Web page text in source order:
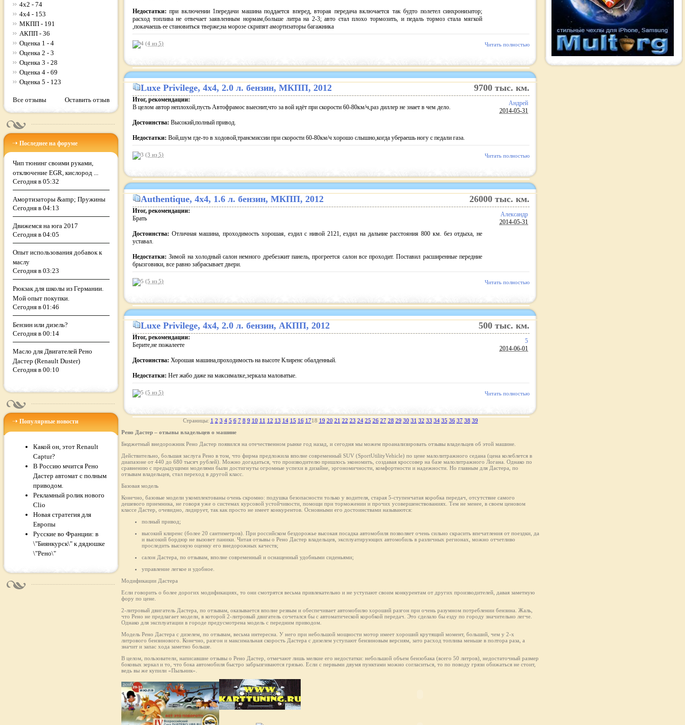
4x2 - 74
4x4 - 153
МКПП - 191
АКПП - 36
Оценка 1 - 4
Оценка 2 - 3
Оценка 3 - 28
Оценка 4 - 69
Оценка 5 - 123
Все отзывы Оставить отзыв
Последнее на форуме
Чип тюнинг своими руками,
отключение EGR, кислород ...
Сегодня в 05:32
Амортизаторы &amp; Пружины
Сегодня в 04:13
Движемся на юга 2017
Сегодня в 04:05
Опыт использования добавок к
маслу
Сегодня в 03:23
Рюкзак для школы из Германии.
Мой опыт покупки.
Сегодня в 01:46
Бензин или дизель?
Сегодня в 00:14
Масло для Двигателей Рено
Дастер (Renault Duster)
Сегодня в 00:10
Популярные новости
Какой он, этот Renault
Captur?
В Россию мчится Рено
Дастер автомат с полным
приводом.
Рекламный ролик нового
Clio
Новая стратегия для
Европы
Русские во Франции: в
\"Биянкурск\" к дядюшке
\"Рено\"
Недостатки: при включении 1передачи машина поддается вперед, вторая передача включается так будто полетел синхронизатор;
расход топлива не отвечает заявленным нормам,больше литра на 2-3; авто стал плохо тормозить, и педаль тормоз стала мягкой
,покачаешь ее становиться тверже;на морозе скрипят амортизаторы багажника
(4 из 5) Читать полностью
Luxe Privilege, 4x4, 2.0 л. бензин, МКПП, 2012 9700 тыс. км.
Итог, рекомендации:
В целом автор неплохой,пусть Автофрамос выеснит,что за вой идёт при скорости 60-80км/ч,раз диллер не знает в чем дело.
Андрей
2014-05-31
Достоинства: Высокий,полный привод.
Недостатки: Вой,шум где-то в ходовой,трансмиссии при скорости 60-80км/ч хорошо слышно,когда убераешь ногу с педали газа.
(3 из 5) Читать полностью
Authentique, 4x4, 1.6 л. бензин, МКПП, 2012 26000 тыс. км.
Итог, рекомендации:
Брать
Александр
2014-05-31
Достоинства: Отличная машина, проходимость хорошая, ездил с нивой 2121, ездил на дальние расстояния 800 км. без отдыха, не
уставал.
Недостатки: Зимой на холодный салон немного дребезжит панель, прогреется салон все проходит. Поставил расширенные передние
брызговики, все равно забрасывает двери.
(5 из 5) Читать полностью
Luxe Privilege, 4x4, 2.0 л. бензин, АКПП, 2012 500 тыс. км.
Итог, рекомендации:
Берите,не пожалеете
5
2014-06-01
Достоинства: Хорошая машина,проходимость на высоте Клиренс обалденный.
Недостатки: Нет жабо даже на максималке,зеркала маловатые.
(5 из 5) Читать полностью
Страницы: 1 2 3 4 5 6 7 8 9 10 11 12 13 14 15 16 1718 19 20 21 22 23 24 25 26 27 28 29 30 31 32 33 34 35 36 37 38 39
Рено Дастер – отзывы владельцев о машине
Бюджетный внедорожник Рено Дастер появился на отечественном рынке год назад, и сегодня мы можем проанализировать отзывы владельцев об этой машине.
Действительно, большая заслуга Рено в том, что фирма предложила вполне современный SUV (SportUtilityVehicle) по цене малолитражного седана (цена колеблется в
диапазоне от 440 до 680 тысяч рублей). Можно догадаться, что производителю пришлось экономить, создавая кроссовер на базе малолитражного Логана. Однако по
сравнению с предыдущими моделями были достигнуты огромные успехи в дизайне, эргономичности, комфортности и надежности. Но главным для Дастера, по
отзывам владельцев, стал переход в другой класс.
Базовая модель
Конечно, базовые модели укомплектованы очень скромно: подушка безопасности только у водителя, старая 5-ступенчатая коробка передач, отсутствие самого
дешевого приемника, не говоря уже о системах курсовой устойчивости, помощи при торможении и прочих усовершенствованиях. Тем не менее, в своем ценовом
классе Дастер, очевидно, лидирует, так как просто не имеет конкурентов. Основными его достоинствами называются:
полный привод;
высокий клиренс (более 20 сантиметров). При российском бездорожье высокая посадка автомобиля позволяет очень сильно скрасить впечатления от поездки, да
и высокий бордюр не вызовет паники. Читая отзывы о Рено Дастер владельцев, эксплуатирующих автомобиль в различных регионах, можно отчетливо
проследить высокую оценку его внедорожных качеств;
салон Дастера, по отзывам, вполне современный и оснащенный удобными сиденьями;
управление легкое и удобное.
Модификации Дастера
Если говорить о более дорогих модификациях, то они смотрятся весьма привлекательно и не уступают своим конкурентам от других производителей, давая заметную
фору по цене.
2-литровый двигатель Дастера, по отзывам, оказывается вполне резвым и обеспечивает автомобилю хороший разгон при очень разумном потреблении бензина. Жаль,
что Рено не предлагает модели, в которой 2-литровый двигатель сочетался бы с автоматической коробкой передач. Это сделало бы езду по городу значительно легче.
Однако для эксплуатации в городе предусмотрена модель с передним приводом.
Модель Рено Дастера с дизелем, по отзывам, весьма интересна. У него при небольшой мощности мотор имеет хороший крутящий момент, больший, чем у 2-х
литрового бензинового. Конечно, разгон и максимальная скорость Дастерa с дизелем уступают бензиновым версиям, зато расход топлива меньше в полтора раза, а
значит и запас хода заметно больше.
В целом, пользователи, написавшие отзывы о Рено Дастер, отмечают лишь мелкие его недостатки: небольшой объем бензобака (всего 50 литров), недостаточный размер
боковых зеркал и то, что бока автомобиля быстро забрызгиваются грязью. Если с первыми двумя пунктами можно согласиться, то по поводу грязи обижаться не стоит,
ведь вы же купили «Пыльник».